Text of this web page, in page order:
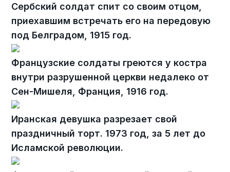
Сербский солдат спит со своим отцом,
приехавшим встречать его на передовую
под Белградом, 1915 год.
Французские солдаты греются у костра
внутри разрушенной церкви недалеко от
Сен-Мишеля, Франция, 1916 год.
Иранская девушка разрезает свой
праздничный торт. 1973 год, за 5 лет до
Исламской революции.